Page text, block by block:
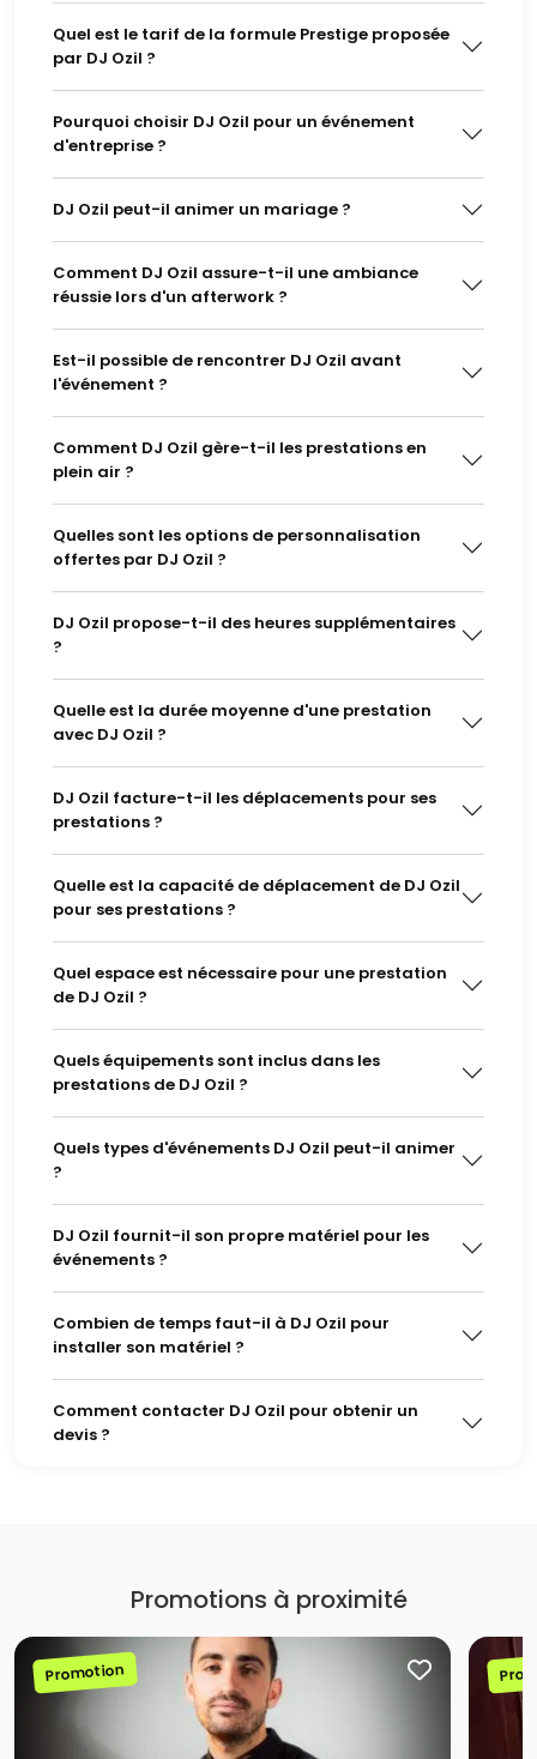
Quel est le tarif de la formule Prestige proposée
par DJ Ozil ?
Pourquoi choisir DJ Ozil pour un événement
d'entreprise ?
DJ Ozil peut-il animer un mariage ?
Comment DJ Ozil assure-t-il une ambiance
réussie lors d'un afterwork ?
Est-il possible de rencontrer DJ Ozil avant
l'événement ?
Comment DJ Ozil gère-t-il les prestations en
plein air ?
Quelles sont les options de personnalisation
offertes par DJ Ozil ?
DJ Ozil propose-t-il des heures supplémentaires
?
Quelle est la durée moyenne d'une prestation
avec DJ Ozil ?
DJ Ozil facture-t-il les déplacements pour ses
prestations ?
Quelle est la capacité de déplacement de DJ Ozil
pour ses prestations ?
Quel espace est nécessaire pour une prestation
de DJ Ozil ?
Quels équipements sont inclus dans les
prestations de DJ Ozil ?
Quels types d'événements DJ Ozil peut-il animer
?
DJ Ozil fournit-il son propre matériel pour les
événements ?
Combien de temps faut-il à DJ Ozil pour
installer son matériel ?
Comment contacter DJ Ozil pour obtenir un
devis ?
Promotions à proximité
Promotion